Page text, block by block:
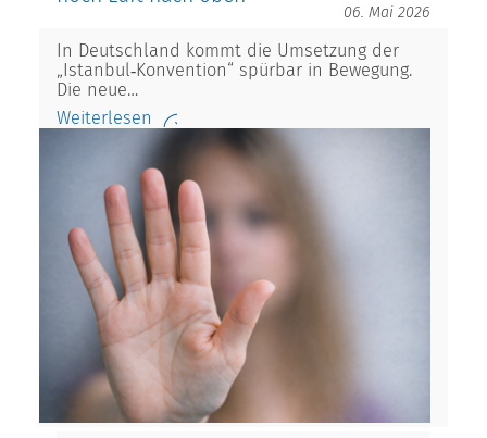
In Deutschland kommt die Umsetzung der
„Istanbul‑Konvention“ spürbar in Bewegung.
Die neue…
Weiterlesen